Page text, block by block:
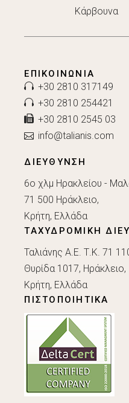
Κάρβουνα
ΕΠΙΚΟΙΝΩΝΊΑ
+30 2810 317149
+30 2810 254421
+30 2810 2545 03
info@talianis.com
ΔΙΕΥΘΥΝΣΗ
6ο χλμ Ηρακλείου -
71 500 Ηράκλειο,
Κρήτη, Ελλάδα
ΤΑΧΥΔΡΟΜΙΚΗ
Ταλιάνης Α.Ε. Τ.Κ. 71
Θυρίδα 1017, Ηράκλειο,
Κρήτη, Ελλάδα
ΠΙΣΤΟΠΟΙΗΤΙΚΑ